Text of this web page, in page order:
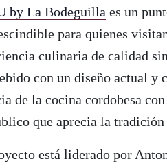
by La Bodeguilla es un
para quienes
culinaria de calidad
con un diseño actual y
de la cocina cordobesa
que aprecia la
está liderado por